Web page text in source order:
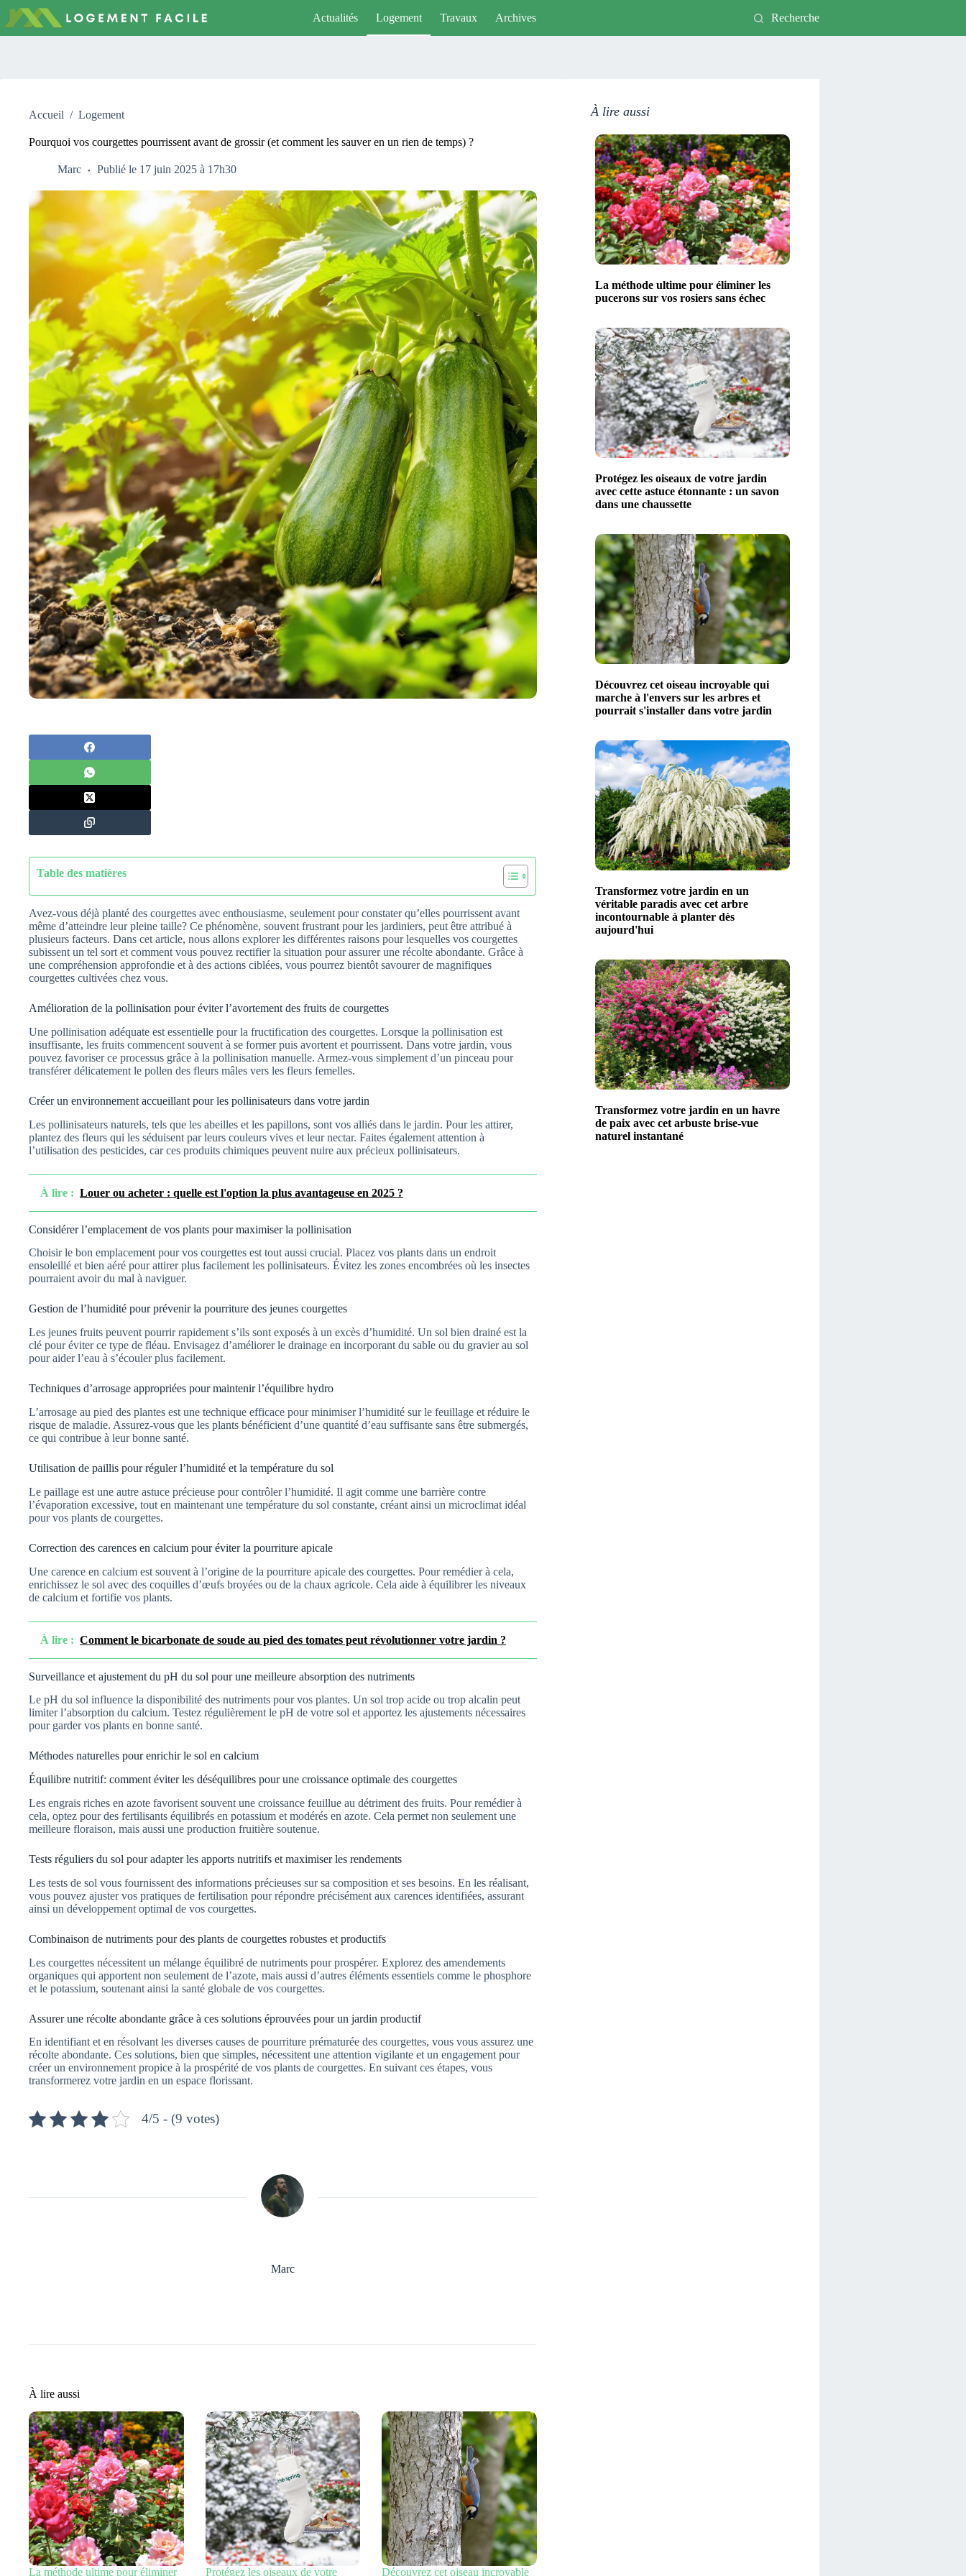
Passer
au
contenu
Actualités Logement Travaux Archives Recherche
Accueil / Logement
Pourquoi vos courgettes pourrissent avant de grossir (et comment les sauver en un rien de temps) ?
Marc Publié le 17 juin 2025 à 17h30
Table des matières
Avez-vous déjà planté des courgettes avec enthousiasme, seulement pour constater qu’elles pourrissent avant
même d’atteindre leur pleine taille? Ce phénomène, souvent frustrant pour les jardiniers, peut être attribué à
plusieurs facteurs. Dans cet article, nous allons explorer les différentes raisons pour lesquelles vos courgettes
subissent un tel sort et comment vous pouvez rectifier la situation pour assurer une récolte abondante. Grâce à
une compréhension approfondie et à des actions ciblées, vous pourrez bientôt savourer de magnifiques
courgettes cultivées chez vous.
Amélioration de la pollinisation pour éviter l’avortement des fruits de courgettes
Une pollinisation adéquate est essentielle pour la fructification des courgettes. Lorsque la pollinisation est
insuffisante, les fruits commencent souvent à se former puis avortent et pourrissent. Dans votre jardin, vous
pouvez favoriser ce processus grâce à la pollinisation manuelle. Armez-vous simplement d’un pinceau pour
transférer délicatement le pollen des fleurs mâles vers les fleurs femelles.
Créer un environnement accueillant pour les pollinisateurs dans votre jardin
Les pollinisateurs naturels, tels que les abeilles et les papillons, sont vos alliés dans le jardin. Pour les attirer,
plantez des fleurs qui les séduisent par leurs couleurs vives et leur nectar. Faites également attention à
l’utilisation des pesticides, car ces produits chimiques peuvent nuire aux précieux pollinisateurs.
À lire : Louer ou acheter : quelle est l'option la plus avantageuse en 2025 ?
Considérer l’emplacement de vos plants pour maximiser la pollinisation
Choisir le bon emplacement pour vos courgettes est tout aussi crucial. Placez vos plants dans un endroit
ensoleillé et bien aéré pour attirer plus facilement les pollinisateurs. Évitez les zones encombrées où les insectes
pourraient avoir du mal à naviguer.
Gestion de l’humidité pour prévenir la pourriture des jeunes courgettes
Les jeunes fruits peuvent pourrir rapidement s’ils sont exposés à un excès d’humidité. Un sol bien drainé est la
clé pour éviter ce type de fléau. Envisagez d’améliorer le drainage en incorporant du sable ou du gravier au sol
pour aider l’eau à s’écouler plus facilement.
Techniques d’arrosage appropriées pour maintenir l’équilibre hydro
L’arrosage au pied des plantes est une technique efficace pour minimiser l’humidité sur le feuillage et réduire le
risque de maladie. Assurez-vous que les plants bénéficient d’une quantité d’eau suffisante sans être submergés,
ce qui contribue à leur bonne santé.
Utilisation de paillis pour réguler l’humidité et la température du sol
Le paillage est une autre astuce précieuse pour contrôler l’humidité. Il agit comme une barrière contre
l’évaporation excessive, tout en maintenant une température du sol constante, créant ainsi un microclimat idéal
pour vos plants de courgettes.
Correction des carences en calcium pour éviter la pourriture apicale
Une carence en calcium est souvent à l’origine de la pourriture apicale des courgettes. Pour remédier à cela,
enrichissez le sol avec des coquilles d’œufs broyées ou de la chaux agricole. Cela aide à équilibrer les niveaux
de calcium et fortifie vos plants.
À lire : Comment le bicarbonate de soude au pied des tomates peut révolutionner votre jardin ?
Surveillance et ajustement du pH du sol pour une meilleure absorption des nutriments
Le pH du sol influence la disponibilité des nutriments pour vos plantes. Un sol trop acide ou trop alcalin peut
limiter l’absorption du calcium. Testez régulièrement le pH de votre sol et apportez les ajustements nécessaires
pour garder vos plants en bonne santé.
Méthodes naturelles pour enrichir le sol en calcium
Équilibre nutritif: comment éviter les déséquilibres pour une croissance optimale des courgettes
Les engrais riches en azote favorisent souvent une croissance feuillue au détriment des fruits. Pour remédier à
cela, optez pour des fertilisants équilibrés en potassium et modérés en azote. Cela permet non seulement une
meilleure floraison, mais aussi une production fruitière soutenue.
Tests réguliers du sol pour adapter les apports nutritifs et maximiser les rendements
Les tests de sol vous fournissent des informations précieuses sur sa composition et ses besoins. En les réalisant,
vous pouvez ajuster vos pratiques de fertilisation pour répondre précisément aux carences identifiées, assurant
ainsi un développement optimal de vos courgettes.
Combinaison de nutriments pour des plants de courgettes robustes et productifs
Les courgettes nécessitent un mélange équilibré de nutriments pour prospérer. Explorez des amendements
organiques qui apportent non seulement de l’azote, mais aussi d’autres éléments essentiels comme le phosphore
et le potassium, soutenant ainsi la santé globale de vos courgettes.
Assurer une récolte abondante grâce à ces solutions éprouvées pour un jardin productif
En identifiant et en résolvant les diverses causes de pourriture prématurée des courgettes, vous vous assurez une
récolte abondante. Ces solutions, bien que simples, nécessitent une attention vigilante et un engagement pour
créer un environnement propice à la prospérité de vos plants de courgettes. En suivant ces étapes, vous
transformerez votre jardin en un espace florissant.
4/5 - (9 votes)
Marc
À lire aussi
La méthode ultime pour éliminer Protégez les oiseaux de votre Découvrez cet oiseau incroyable
À lire aussi
La méthode ultime pour éliminer les
pucerons sur vos rosiers sans échec
Protégez les oiseaux de votre jardin
avec cette astuce étonnante : un savon
dans une chaussette
Découvrez cet oiseau incroyable qui
marche à l'envers sur les arbres et
pourrait s'installer dans votre jardin
Transformez votre jardin en un
véritable paradis avec cet arbre
incontournable à planter dès
aujourd'hui
Transformez votre jardin en un havre
de paix avec cet arbuste brise-vue
naturel instantané